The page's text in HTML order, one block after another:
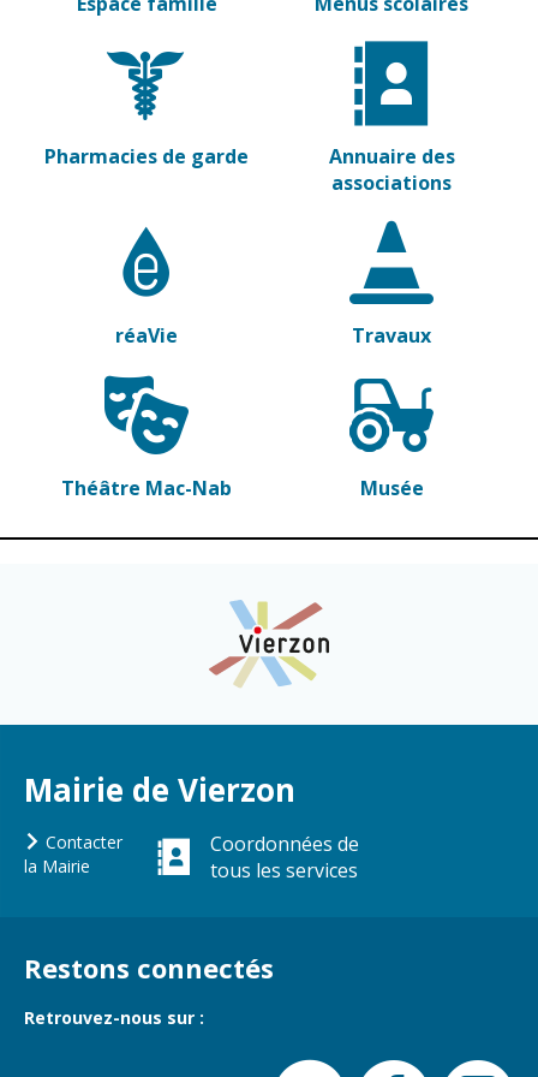
Pharmacies de
garde
Archives du
vendredi
Sports
Piscine Charles
Équipements
sportifs
Associations
Annuaire des
associations
Démarches
des
associations
Environnement
Propreté et
Espaces verts
Réglementation
publique
Renouvellement
Assises de la
municipal
d'enfants
Pharmacies de garde
Annuaire des
associations
réaVie Travaux
Théâtre Mac-Nab Musée
Mairie de Vierzon
Contacter
la Mairie
Coordonnées de
tous les services
Restons connectés
Retrouvez-nous sur :